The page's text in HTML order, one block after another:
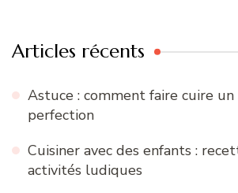
Articles récents
Astuce : comment faire cuire un
perfection
Cuisiner avec des enfants :
activités ludiques